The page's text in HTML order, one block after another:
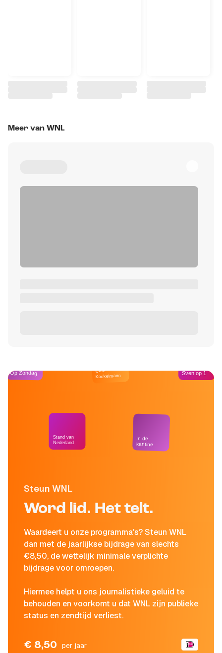
Meer van WNL
Steun WNL
Word lid. Het telt.
Waardeert u onze programma's? Steun WNL
dan met de jaarlijkse bijdrage van slechts
€8,50, de wettelijk minimale verplichte
bijdrage voor omroepen.
Hiermee helpt u ons journalistieke geluid te
behouden en voorkomt u dat WNL zijn publieke
status en zendtijd verliest.
€ 8,50 per jaar
Op Zondag
Stand van
Nederland
Café
Kockelmann
In de
kantine
Sven op 1